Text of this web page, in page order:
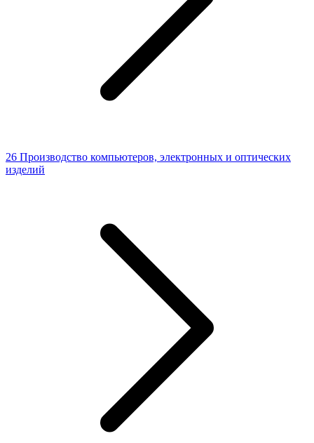
26 Производство компьютеров, электронных и оптических
изделий